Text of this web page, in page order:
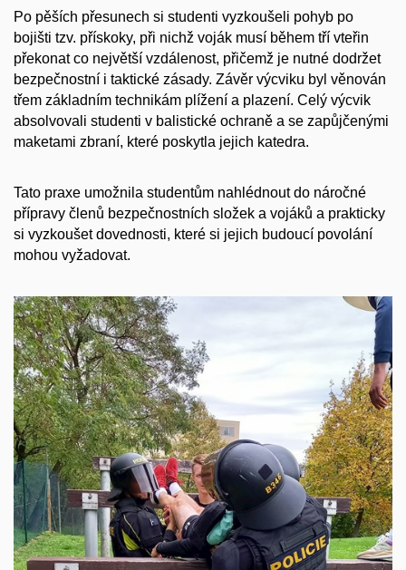
Po pěších přesunech si studenti vyzkoušeli pohyb po
bojišti tzv. přískoky, při nichž voják musí během tří vteřin
překonat co největší vzdálenost, přičemž je nutné dodržet
bezpečnostní i taktické zásady. Závěr výcviku byl věnován
třem základním technikám plížení a plazení. Celý výcvik
absolvovali studenti v balistické ochraně a se zapůjčenými
maketami zbraní, které poskytla jejich katedra.
Tato praxe umožnila studentům nahlédnout do náročné
přípravy členů bezpečnostních složek a vojáků a prakticky
si vyzkoušet dovednosti, které si jejich budoucí povolání
mohou vyžadovat.